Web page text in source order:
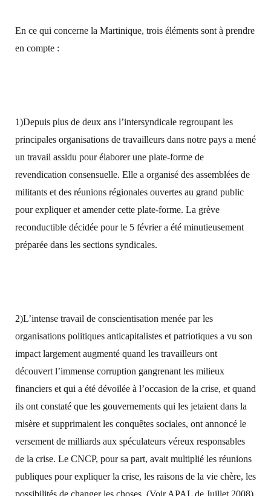
En ce qui concerne la Martinique, trois éléments sont à prendre
en compte :
1)Depuis plus de deux ans l’intersyndicale regroupant les
principales organisations de travailleurs dans notre pays a mené
un travail assidu pour élaborer une plate-forme de
revendication consensuelle. Elle a organisé des assemblées de
militants et des réunions régionales ouvertes au grand public
pour expliquer et amender cette plate-forme. La grève
reconductible décidée pour le 5 février a été minutieusement
préparée dans les sections syndicales.
2)L’intense travail de conscientisation menée par les
organisations politiques anticapitalistes et patriotiques a vu son
impact largement augmenté quand les travailleurs ont
découvert l’immense corruption gangrenant les milieux
financiers et qui a été dévoilée à l’occasion de la crise, et quand
ils ont constaté que les gouvernements qui les jetaient dans la
misère et supprimaient les conquêtes sociales, ont annoncé le
versement de milliards aux spéculateurs véreux responsables
de la crise. Le CNCP, pour sa part, avait multiplié les réunions
publiques pour expliquer la crise, les raisons de la vie chère, les
possibilités de changer les choses. (Voir APAL de Juillet 2008).